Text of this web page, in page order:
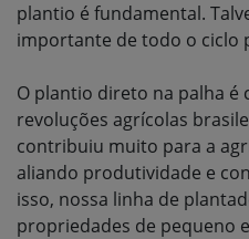
plantio é fundamental.
importante de todo o ciclo
O plantio direto na palha é
revoluções agrícolas
contribuiu muito para a
aliando produtividade e
isso, nossa linha de
propriedades de pequeno